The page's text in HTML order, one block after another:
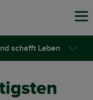
schafft Leben